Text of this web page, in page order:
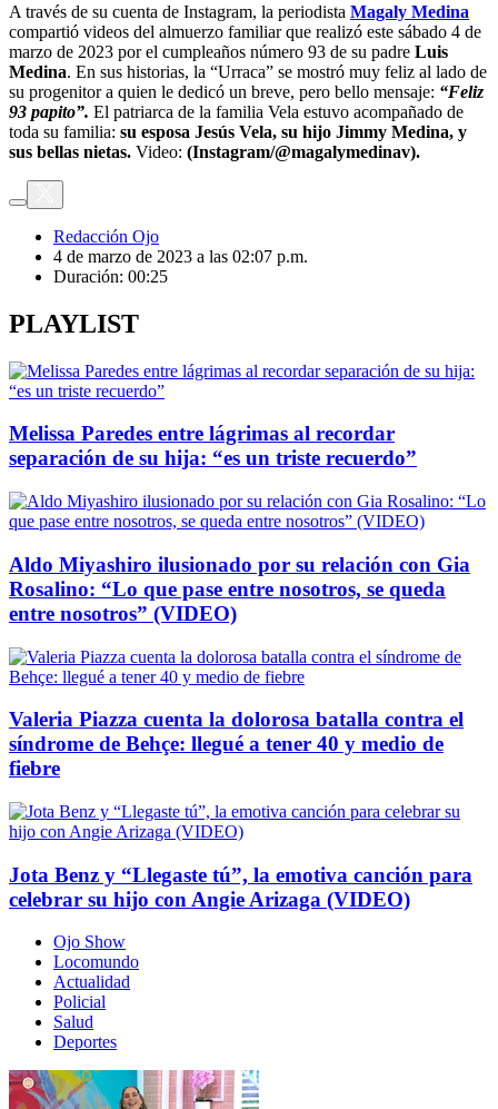
A través de su cuenta de Instagram, la periodista Magaly Medina
compartió videos del almuerzo familiar que realizó este sábado 4 de
marzo de 2023 por el cumpleaños número 93 de su padre Luis
Medina. En sus historias, la “Urraca” se mostró muy feliz al lado de
su progenitor a quien le dedicó un breve, pero bello mensaje: “Feliz
93 papito”. El patriarca de la familia Vela estuvo acompañado de
toda su familia: su esposa Jesús Vela, su hijo Jimmy Medina, y
sus bellas nietas. Video: (Instagram/@magalymedinav).
Redacción Ojo
4 de marzo de 2023 a las 02:07 p.m.
Duración: 00:25
PLAYLIST
Melissa Paredes entre lágrimas al recordar
separación de su hija: “es un triste recuerdo”
Aldo Miyashiro ilusionado por su relación con Gia
Rosalino: “Lo que pase entre nosotros, se queda
entre nosotros” (VIDEO)
Valeria Piazza cuenta la dolorosa batalla contra el
síndrome de Behçe: llegué a tener 40 y medio de
fiebre
Jota Benz y “Llegaste tú”, la emotiva canción para
celebrar su hijo con Angie Arizaga (VIDEO)
Ojo Show
Locomundo
Actualidad
Policial
Salud
Deportes